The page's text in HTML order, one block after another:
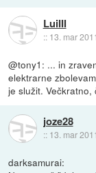
LuiIII
:: 13. mar
@tony1: ... in
elektrarne
je služit. Večkratno,
joze28
:: 13. mar
darksamurai: